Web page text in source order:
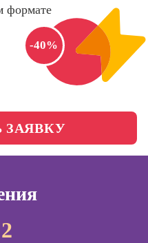
Профессия
Менеджер по
маркетингу в
социальных
сетях (SMM-
менеджер)
Специалист по
таргетингу
формате
-40%
ЗАЯВКУ
2